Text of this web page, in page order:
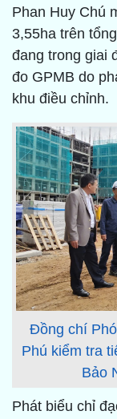
Phan Huy Chú
3,55ha trên
đang trong giai
đo GPMB do
khu điều chỉnh.
Đồng chí
Phú kiểm tra
Bảo
Phát biểu chỉ